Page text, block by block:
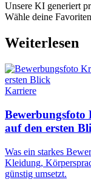
Unsere KI generiert
Wähle deine
Weiterlesen
Karriere
Bewerbungsfoto
auf den ersten
Was ein starkes
Kleidung,
günstig umsetzt.